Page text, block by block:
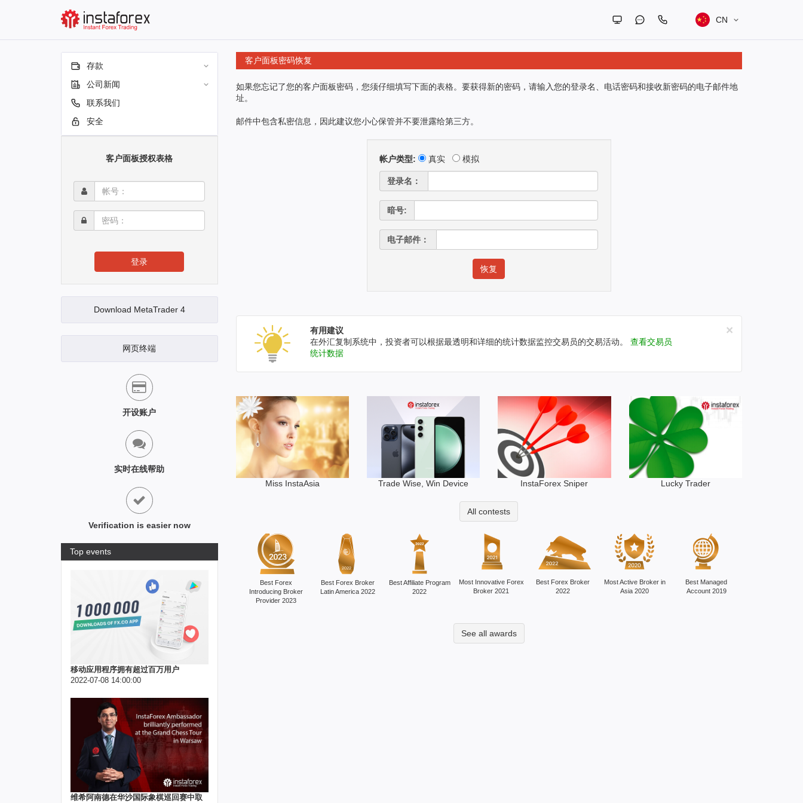
CN
存款
公司新闻
联系我们
安全
客户面板授权表格
号：
码：
登录
Download MetaTrader 4
网页终端
开设账户
实时在线帮助
Verification is easier now
Top events
移动应用程序拥有超过百万用户
2022-07-08 14:00:00
维希阿南德在华沙国际象棋巡回赛中取
客户面板密码恢复
如果您忘记了您的客户面板密码，您须仔细填写下面的表格。要获得新的密码，请输入您的登录名、电话密码和接收新密码的电子邮件地
址。
邮件中包含私密信息，因此建议您小心保管并不要泄露给第三方。
帐户类型: 真实 模拟
登录名：
暗号:
电子邮件：
有用建议
在外汇复制系统中，投资者可以根据最透明和详细的统计数据监控交易员的交易活动。查看交易员
统计数据
×
Miss InstaAsia Trade Wise, Win Device InstaForex Sniper Lucky Trader
All contests
Best Managed
Account 2019
Most Active Broker in
Asia 2020
Best Forex Broker
2022
Most Innovative Forex
Broker 2021
Best Affiliate Program
2022
Best Forex Broker
Latin America 2022
Best Forex
Introducing Broker
Provider 2023
See all awards